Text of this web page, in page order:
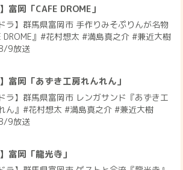
富岡「CAFE DROME」
ラ】群馬県富岡市 手作りみそぷりんが名物
DROME』#花村想太 #満島真之介 #兼近大樹
9放送
】富岡「あずき工房れんれん」
ラ】群馬県富岡市 レンガサンド『あずき工
ん』#花村想太 #満島真之介 #兼近大樹
9放送
富岡「龍光寺」